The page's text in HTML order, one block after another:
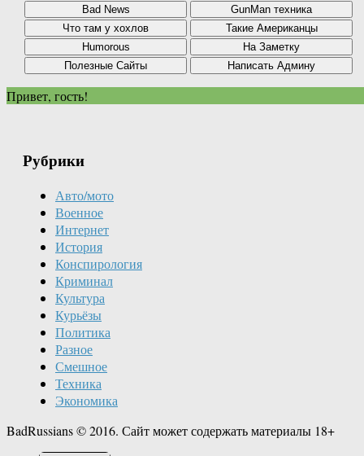
Привет, гость!
Рубрики
Авто/мото
Военное
Интернет
История
Конспирология
Криминал
Культура
Курьёзы
Политика
Разное
Смешное
Техника
Экономика
BadRussians © 2016. Сайт может содержать материалы 18+